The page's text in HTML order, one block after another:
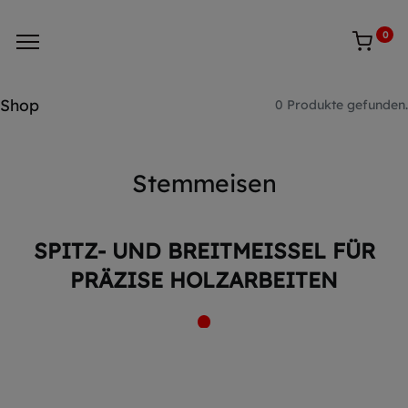
0
Shop 0 Produkte gefunden.
Stemmeisen
SPITZ- UND BREITMEISSEL FÜR P
RÄZISE HOLZARBEITEN